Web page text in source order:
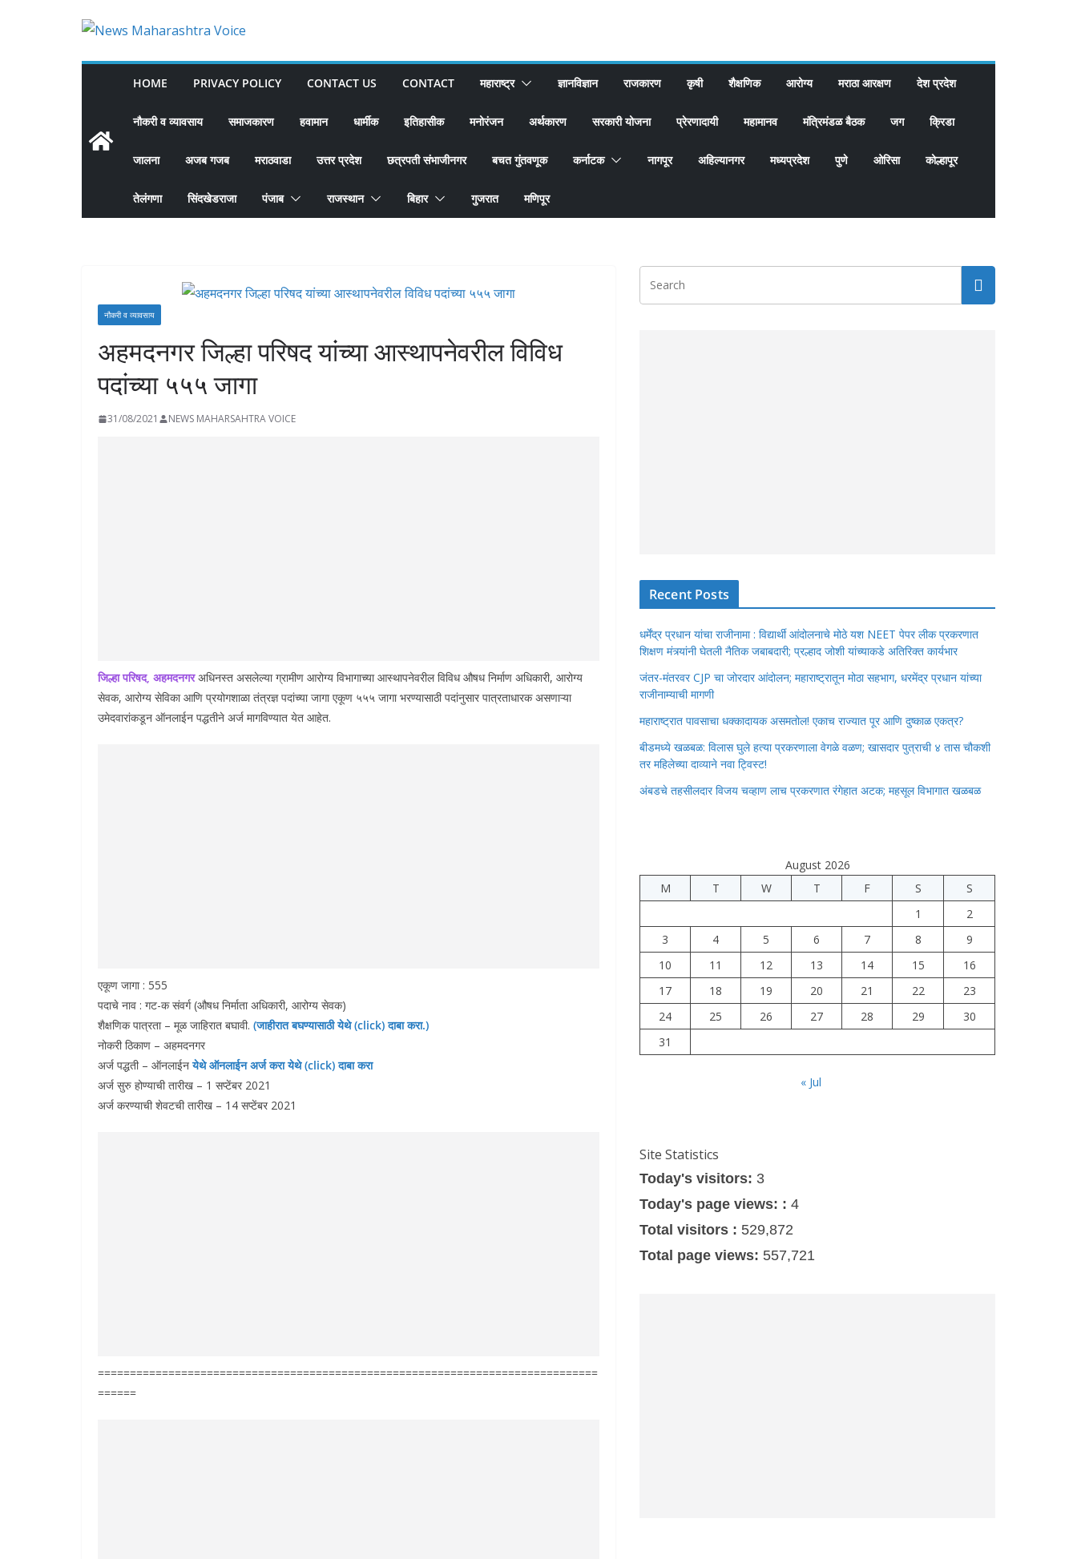
HOME PRIVACY POLICY CONTACT US CONTACT महाराष्ट्र ज्ञानविज्ञान राजकारण कृषी शैक्षणिक आरोग्य मराठा आरक्षण देश प्रदेश
नौकरी व व्यावसाय समाजकारण हवामान धार्मीक इतिहासीक मनोरंजन अर्थकारण सरकारी योजना प्रेरणादायी महामानव मंत्रिमंडळ बैठक जग क्रिडा
जालना अजब गजब मराठवाडा उत्तर प्रदेश छत्रपती संभाजीनगर बचत गुंतवणूक कर्नाटक नागपूर अहिल्यानगर मध्यप्रदेश पुणे ओरिसा कोल्हापूर
तेलंगणा सिंदखेडराजा पंजाब राजस्थान बिहार गुजरात मणिपूर
नौकरी व व्यावसाय
अहमदनगर जिल्हा परिषद यांच्या आस्थापनेवरील विविध
पदांच्या ५५५ जागा
31/08/2021 NEWS MAHARSAHTRA VOICE
जिल्हा परिषद, अहमदनगरअधिनस्त असलेल्या ग्रामीण आरोग्य विभागाच्या आस्थापनेवरील विविध औषध निर्माण अधिकारी, आरोग्य
सेवक, आरोग्य सेविका आणि प्रयोगशाळा तंत्रज्ञ पदांच्या जागा एकूण ५५५ जागा भरण्यासाठी पदांनुसार पात्रताधारक असणाऱ्या
उमेदवारांकडून ऑनलाईन पद्धतीने अर्ज मागविण्यात येत आहेत.
एकूण जागा : 555
पदाचे नाव : गट-क संवर्ग (औषध निर्माता अधिकारी, आरोग्य सेवक)
शैक्षणिक पात्रता – मूळ जाहिरात बघावी. (जाहीरात बघण्यासाठी येथे (click) दाबा करा.)
नोकरी ठिकाण – अहमदनगर
अर्ज पद्धती – ऑनलाईनयेथे ऑनलाईन अर्ज करायेथे (click) दाबा करा
अर्ज सुरु होण्याची तारीख – 1 सप्टेंबर 2021
अर्ज करण्याची शेवटची तारीख – 14 सप्टेंबर 2021
==============================================================================
======
Recent Posts
धर्मेंद्र प्रधान यांचा राजीनामा : विद्यार्थी आंदोलनाचे मोठे यश NEET पेपर लीक प्रकरणात
शिक्षण मंत्र्यांनी घेतली नैतिक जबाबदारी; प्रल्हाद जोशी यांच्याकडे अतिरिक्त कार्यभार
जंतर-मंतरवर CJP चा जोरदार आंदोलन; महाराष्ट्रातून मोठा सहभाग, धरमेंद्र प्रधान यांच्या
राजीनाम्याची मागणी
महाराष्ट्रात पावसाचा धक्कादायक असमतोल! एकाच राज्यात पूर आणि दुष्काळ एकत्र?
बीडमध्ये खळबळ: विलास घुले हत्या प्रकरणाला वेगळे वळण; खासदार पुत्राची ४ तास चौकशी
तर महिलेच्या दाव्याने नवा ट्विस्ट!
अंबडचे तहसीलदार विजय चव्हाण लाच प्रकरणात रंगेहात अटक; महसूल विभागात खळबळ
August 2026
M
T W T F S
S
1
2
3
4 5 6 7 8
9
10
11 12 13 14 15
16
17
18 19 20 21 22
23
24
25 26 27 28 29
30
31
« Jul
Site Statistics
Today's visitors: 3
Today's page views: : 4
Total visitors : 529,872
Total page views: 557,721